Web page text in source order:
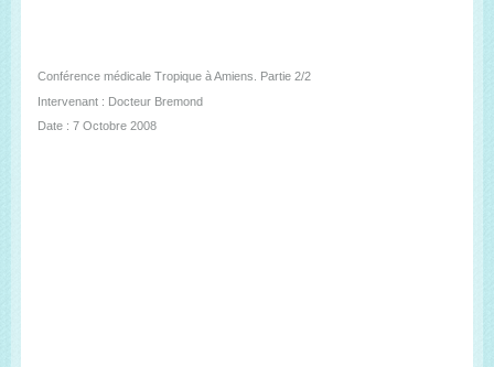
Conférence médicale Tropique à Amiens. Partie 2/2
Intervenant : Docteur Bremond
Date : 7 Octobre 2008